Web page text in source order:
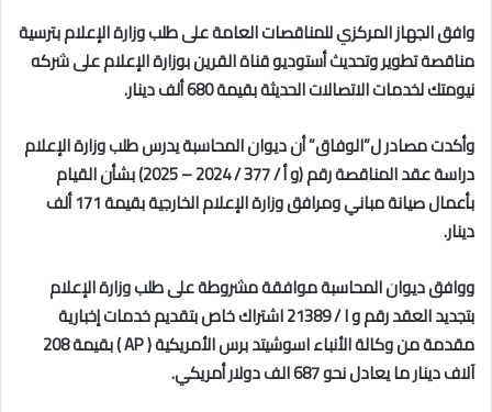
وافق الجهاز المركزي للمناقصات العامة على طلبوزارة الإعلام بترسية
مناقصة تطوير وتحديث أستوديو قناة القرين بوزارة الإعلام على شركه
نيومتك لخدمات الاتصالات الحديثة بقيمة 680 ألف دينار.
وأكدت مصادر ل”الوفاق” أنديوان المحاسبة يدرس طلبوزارة الإعلام
دراسة عقد
المناقصة رقم (و أ / 377 / 2024 – 2025) بشأن القيام
بأعمال صيانة مباني ومرافق وزارة الإعلام الخارجية بقيمة 171 ألف
دينار.
ووافق ديوان المحاسبة موافقة مشروطة على طلب وزارة الإعلام
ب
تجديد العقد رقم و ا / 21389 اشتراك خاص بتقديم خدمات إخبارية
مقدمة من وكالة الأنباء اسوشيتد برس الأمريكية (AP
) بقيمة 208
آلاف دينار ما يعادل نحو 687 الف دولار أمريكي.